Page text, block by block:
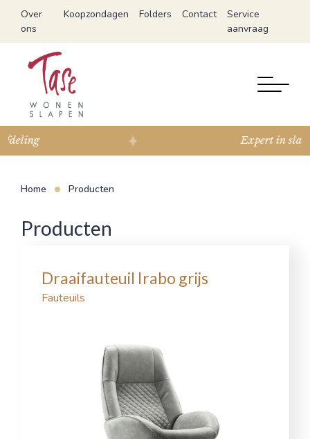
Over
ons
Koopzondagen Folders Contact
Service
aanvraag
Expert in slapen
Home Producten
Producten
Draaifauteuil Irabo grijs
Fauteuils